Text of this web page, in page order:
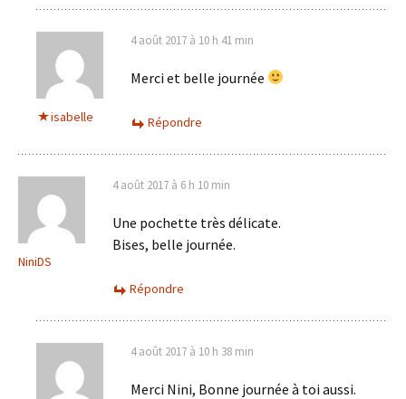
isabelle
4 août 2017 à 10 h 41 min
Merci et belle journée
Répondre
NiniDS
4 août 2017 à 6 h 10 min
Une pochette très délicate.
Bises, belle journée.
Répondre
4 août 2017 à 10 h 38 min
Merci Nini, Bonne journée à toi aussi.